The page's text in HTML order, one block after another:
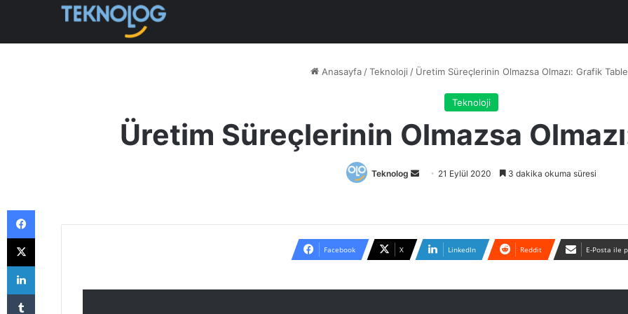
Anasayfa /Teknoloji / Üretim Süreçlerinin Olmazsa Olmazı: Grafik
Teknoloji
Üretim Süreçlerinin Olmazsa
Teknolog
Bir
göndermek
21 Eylül 2020 3 dakika okuma süresi
Facebook X LinkedIn Reddit E-Posta ile
Facebook
X
LinkedIn
Tumblr